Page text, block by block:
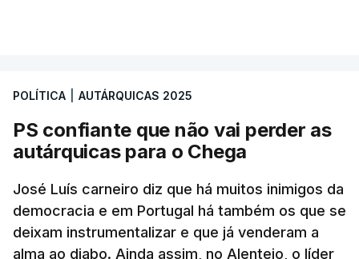
estar, assim, afastada na Câmara da capital.
O Chega surge como terceira força política
(12%) e a CDU como quarta (8%).
política nesta sondagem é a “Democrática Aliança
- Coligação PPM/PTP”. “Este é um resultado que
causa surpresa e merece ser destacado”, lê-se no
relatório, que ressalva que pode ser consequência
POLÍTICA AUTÁRQUICAS 2025
PS confiante que não vai perder as
autárquicas para o Chega
José Luís carneiro diz que há muitos inimigos da
democracia e em Portugal há também os que se
deixam instrumentalizar e que já venderam a
alma ao diabo. Ainda assim, no Alentejo, o líder